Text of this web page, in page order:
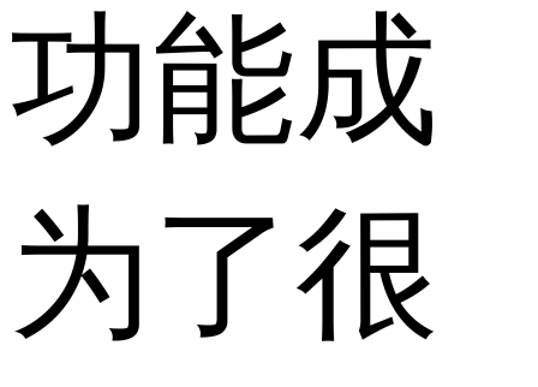
功能成
为了很